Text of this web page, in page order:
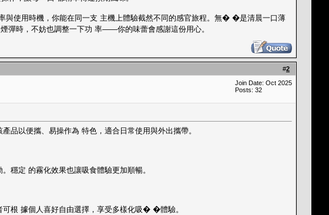
使用時機，你能在同一支 主機上體驗截然不同的感官旅程。無� �是清晨一口薄
時，不妨也調整一下功 率——你的味蕾會感謝這份用心。
#2
Join Date: Oct 2025
Posts: 32
以便攜、易操作為 特色，適合日常使用與外出攜帶。
定 的霧化效果也讓吸食體驗更加順暢。
根 據個人喜好自由選擇，享受多樣化吸� �體驗。